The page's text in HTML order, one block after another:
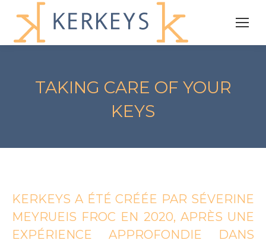
TAKING CARE OF YOUR
KEYS
KERKEYS A ÉTÉ CRÉÉE PAR SÉVERINE
MEYRUEIS FROC EN 2020, APRÈS UNE
EXPÉRIENCE APPROFONDIE DANS